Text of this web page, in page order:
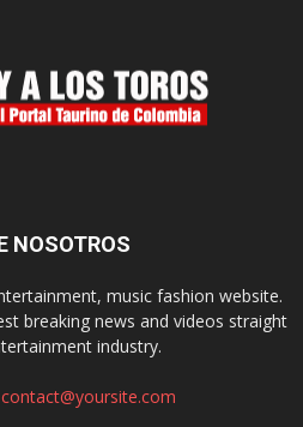
NOSOTROS
music fashion website.
breaking news and videos straight
industry.
contact@yoursite.com